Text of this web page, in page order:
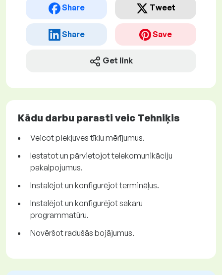
Share Tweet
Share Save
Get link
Kādu darbu parasti veic Tehniķis
Veicot piekļuves tīklu mērījumus.
Iestatot un pārvietojot telekomunikāciju
pakalpojumus.
Instalējot un konfigurējot termināļus.
Instalējot un konfigurējot sakaru
programmatūru.
Novēršot radušās bojājumus.